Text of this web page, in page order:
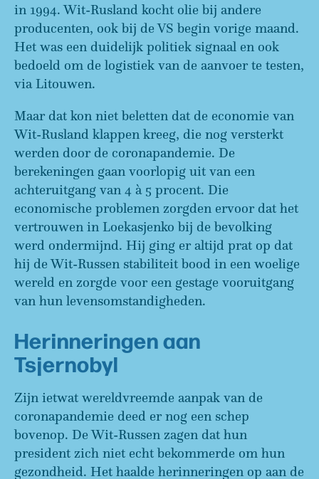
in 1994. Wit-Rusland kocht olie bij andere
producenten, ook bij de VS begin vorige maand.
Het was een duidelijk politiek signaal en ook
bedoeld om de logistiek van de aanvoer te testen,
via Litouwen.
Maar dat kon niet beletten dat de economie van
Wit-Rusland klappen kreeg, die nog versterkt
werden door de coronapandemie. De
berekeningen gaan voorlopig uit van een
achteruitgang van 4 à 5 procent. Die
economische problemen zorgden ervoor dat het
vertrouwen in Loekasjenko bij de bevolking
werd ondermijnd. Hij ging er altijd prat op dat
hij de Wit-Russen stabiliteit bood in een woelige
wereld en zorgde voor een gestage vooruitgang
van hun levensomstandigheden.
Herinneringen aan
Tsjernobyl
Zijn ietwat wereldvreemde aanpak van de
coronapandemie deed er nog een schep
bovenop. De Wit-Russen zagen dat hun
president zich niet echt bekommerde om hun
gezondheid. Het haalde herinneringen op aan de